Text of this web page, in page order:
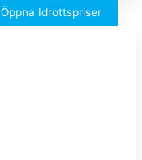
Öppna Idrottspriser